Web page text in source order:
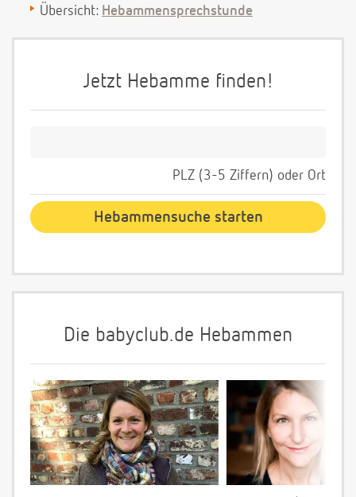
Übersicht: Hebammensprechstunde
Jetzt Hebamme finden!
PLZ (3-5 Ziffern) oder Ort
Die babyclub.de Hebammen